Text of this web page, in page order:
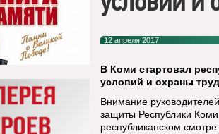
12 апреля 2017
В Коми стартовал
условий и охраны
Внимание
защиты Республики
республиканском